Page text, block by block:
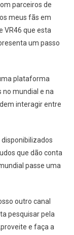
parceiros de
meus fãs em
VR46 que esta
um passo
plataforma
no mundial e na
interagir entre
que dão conta
passe uma
outro canal
pesquisar pela
e faça a